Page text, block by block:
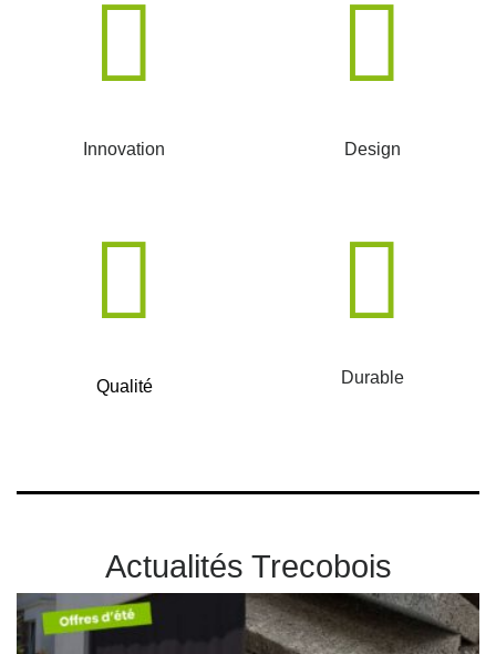
Innovation Design
Qualité Durable
Actualités Trecobois